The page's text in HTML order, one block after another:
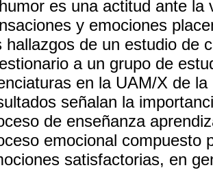
es una actitud ante la
y emociones
hallazgos de un estudio de
a un grupo de
en la UAM/X de
señalan la
de enseñanza
emocional compuesto
satisfactorias, en